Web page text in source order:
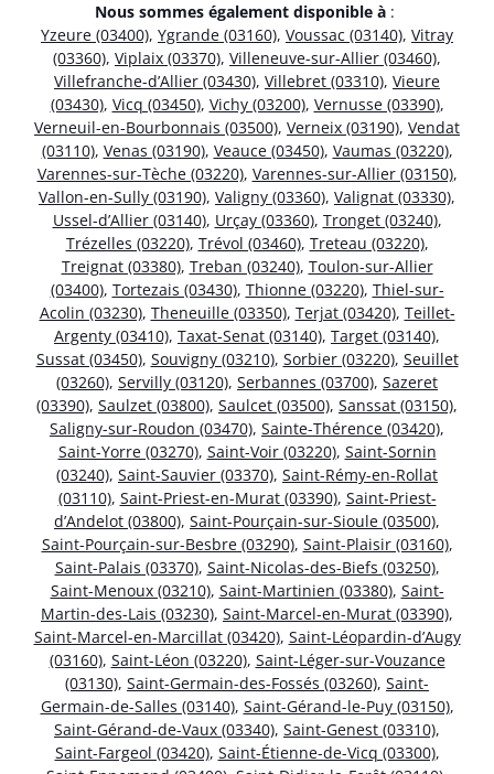
Nous sommes également disponible à :
Yzeure (03400), Ygrande (03160), Voussac (03140), Vitray
(03360), Viplaix (03370), Villeneuve-sur-Allier (03460),
Villefranche-d’Allier (03430), Villebret (03310), Vieure
(03430), Vicq (03450), Vichy (03200), Vernusse (03390),
Verneuil-en-Bourbonnais (03500), Verneix (03190), Vendat
(03110), Venas (03190), Veauce (03450), Vaumas (03220),
Varennes-sur-Tèche (03220), Varennes-sur-Allier (03150),
Vallon-en-Sully (03190), Valigny (03360), Valignat (03330),
Ussel-d’Allier (03140), Urçay (03360), Tronget (03240),
Trézelles (03220), Trévol (03460), Treteau (03220),
Treignat (03380), Treban (03240), Toulon-sur-Allier
(03400), Tortezais (03430), Thionne (03220), Thiel-sur-
Acolin (03230), Theneuille (03350), Terjat (03420), Teillet-
Argenty (03410), Taxat-Senat (03140), Target (03140),
Sussat (03450), Souvigny (03210), Sorbier (03220), Seuillet
(03260), Servilly (03120), Serbannes (03700), Sazeret
(03390), Saulzet (03800), Saulcet (03500), Sanssat (03150),
Saligny-sur-Roudon (03470), Sainte-Thérence (03420),
Saint-Yorre (03270), Saint-Voir (03220), Saint-Sornin
(03240), Saint-Sauvier (03370), Saint-Rémy-en-Rollat
(03110), Saint-Priest-en-Murat (03390), Saint-Priest-
d’Andelot (03800), Saint-Pourçain-sur-Sioule (03500),
Saint-Pourçain-sur-Besbre (03290), Saint-Plaisir (03160),
Saint-Palais (03370), Saint-Nicolas-des-Biefs (03250),
Saint-Menoux (03210), Saint-Martinien (03380), Saint-
Martin-des-Lais (03230), Saint-Marcel-en-Murat (03390),
Saint-Marcel-en-Marcillat (03420), Saint-Léopardin-d’Augy
(03160), Saint-Léon (03220), Saint-Léger-sur-Vouzance
(03130), Saint-Germain-des-Fossés (03260), Saint-
Germain-de-Salles (03140), Saint-Gérand-le-Puy (03150),
Saint-Gérand-de-Vaux (03340), Saint-Genest (03310),
Saint-Fargeol (03420), Saint-Étienne-de-Vicq (03300),